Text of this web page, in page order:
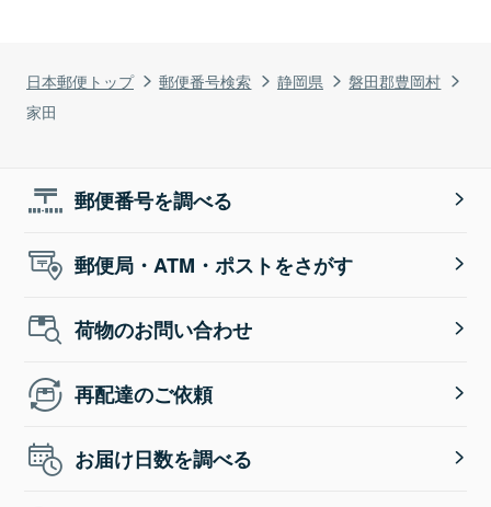
日本郵便トップ 郵便番号検索 静岡県
磐田郡豊岡村
家田
郵便番号を調べる
郵便局・ATM・ポストをさがす
荷物のお問い合わせ
再配達のご依頼
お届け日数を調べる